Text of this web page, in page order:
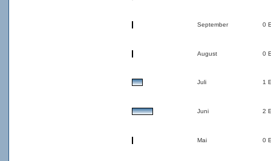
September 0
August 0
Juli 1
Juni 2
Mai 0